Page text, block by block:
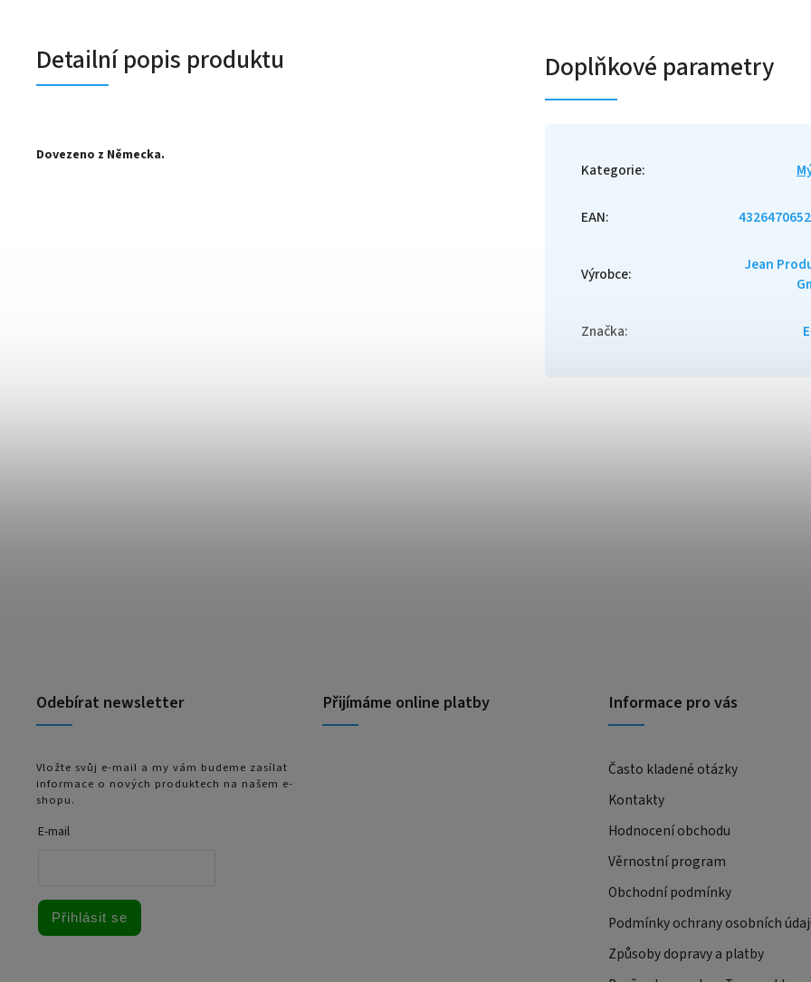
Detailní popis produktu
Dovezeno z Německa.
Doplňkové parametry
Kategorie:
EAN:
Výrobce:
Jean
Značka:
Odebírat newsletter
Vložte svůj e-mail a my vám budeme zasílat
informace o nových produktech na našem e-
shopu.
E-mail
Přihlásit se
Přijímáme online platby Informace pro vás
Často kladené otázky
Kontakty
Hodnocení obchodu
Věrnostní program
Obchodní podmínky
Podmínky ochrany osobních
Způsoby dopravy a platby